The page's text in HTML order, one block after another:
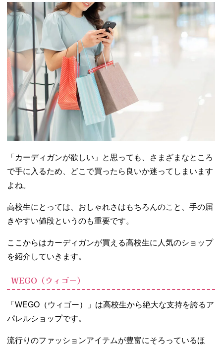
「カーディガンが欲しい」と思っても、さまざまなところ
で手に入るため、どこで買ったら良いか迷ってしまいます
よね。
高校生にとっては、おしゃれさはもちろんのこと、手の届
きやすい値段というのも重要です。
ここからはカーディガンが買える高校生に人気のショップ
を紹介していきます。
WEGO（ウィゴー）
「WEGO（ウィゴー）」は高校生から絶大な支持を誇るア
パレルショップです。
流行りのファッションアイテムが豊富にそろっているほ